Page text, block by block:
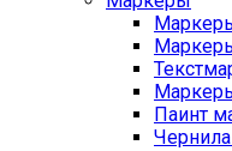
Паинт